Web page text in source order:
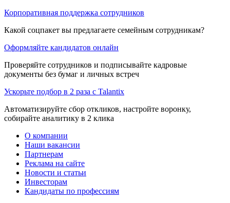
Корпоративная поддержка сотрудников
Какой соцпакет вы предлагаете семейным сотрудникам?
Оформляйте кандидатов онлайн
Проверяйте сотрудников и подписывайте кадровые
документы без бумаг и личных встреч
Ускорьте подбор в 2 раза с Talantix
Автоматизируйте сбор откликов, настройте воронку,
собирайте аналитику в 2 клика
О компании
Наши вакансии
Партнерам
Реклама на сайте
Новости и статьи
Инвесторам
Кандидаты по профессиям